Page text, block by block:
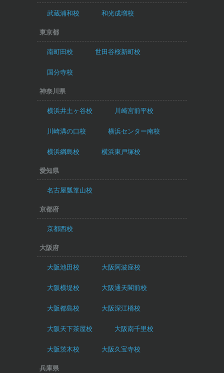
武蔵浦和校 和光成増校
東京都
南町田校 世田谷桜新町校
国分寺校
神奈川県
横浜井土ヶ谷校 川崎宮前平校
川崎溝の口校 横浜センター南校
横浜綱島校 横浜東戸塚校
愛知県
名古屋瓢箪山校
京都府
京都西校
大阪府
大阪池田校 大阪阿波座校
大阪横堤校 大阪通天閣前校
大阪都島校 大阪深江橋校
大阪天下茶屋校 大阪南千里校
大阪茨木校 大阪久宝寺校
兵庫県